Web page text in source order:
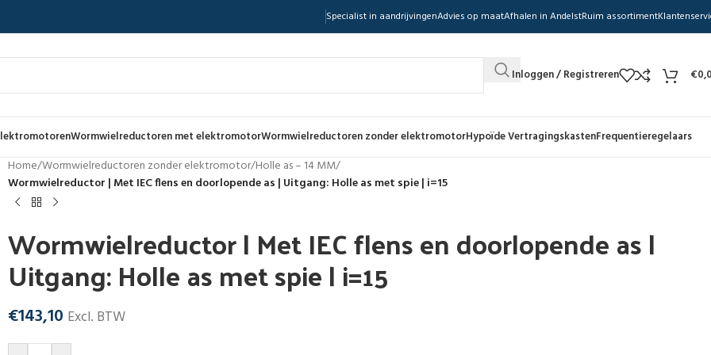
Specialist in aandrijvingenAdvies op maatAfhalen in AndelstRuim assortiment
Inloggen / Registreren €
Wormwielreductoren met elektromotorWormwielreductoren zonder elektromotorHypoïde VertragingskastenFrequentieregelaars
Home/Wormwielreductoren zonder elektromotor/Holle as – 14 MM/
Wormwielreductor | Met IEC flens en doorlopende as | Uitgang: Holle as met spie | i=15
Wormwielreductor | Met IEC flens en doorlopende as |
Uitgang: Holle as met spie | i=15
€143,10 Excl. BTW